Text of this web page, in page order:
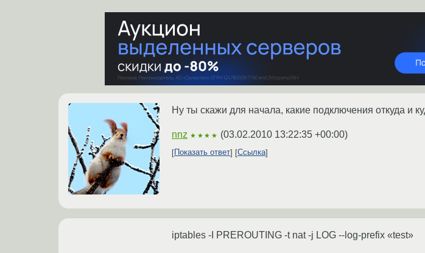
Ну ты скажи для начала, какие подключения откуда и
nnz ★★★★ (03.02.2010 13:22:35 +00:00)
Показать ответ Ссылка
iptables -I PREROUTING -t nat -j LOG --log-prefix «test»